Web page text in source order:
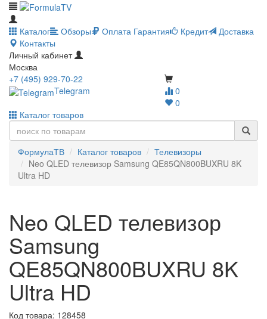
Каталог Обзоры Оплата Гарантия Кредит
Доставка
Контакты
Личный кабинет
Москва
0
0
+7 (495) 929-70-22
Telegram
Каталог товаров
ФормулаТВ Каталог товаров
Телевизоры
Neo QLED телевизор Samsung QE85QN800BUXRU 8K
Ultra HD
Neo QLED телевизор
Samsung
QE85QN800BUXRU 8K
Ultra HD
Код товара: 128458